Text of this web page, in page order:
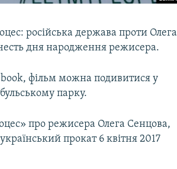
російська держава проти Олега
дня народження режисера.
фільм можна подивитися у
парку.
про режисера Олега Сенцова,
прокат 6 квітня 2017